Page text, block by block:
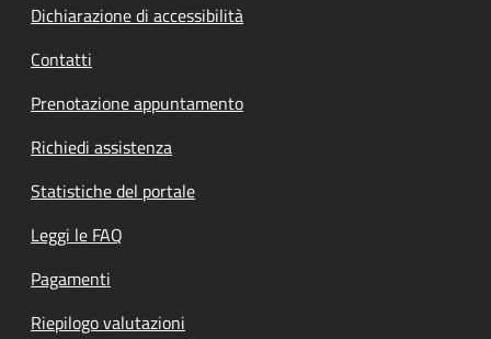
Dichiarazione di accessibilità
Contatti
Prenotazione appuntamento
Richiedi assistenza
Statistiche del portale
Leggi le FAQ
Pagamenti
Riepilogo valutazioni